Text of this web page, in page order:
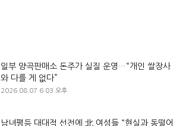
일부 양곡판매소 돈주가 실질 운영…“개인 쌀장사
와 다를 게 없다”
2026.08.07 6:03 오후
남녀평등 대대적 선전에 北 여성들 “현실과 동떨어